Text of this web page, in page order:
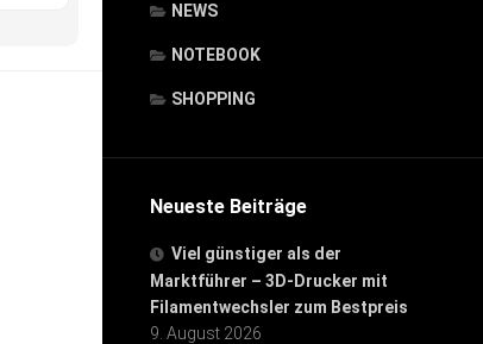
NEWS
NOTEBOOK
SHOPPING
Neueste Beiträge
Viel günstiger als der
Marktführer – 3D-Drucker mit
Filamentwechsler zum Bestpreis
9. August 2026